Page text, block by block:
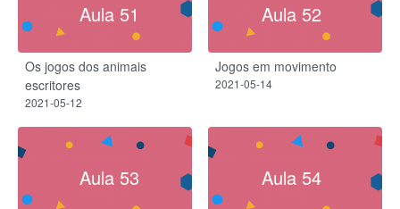
Aula 51
Os jogos dos animais
escritores
2021-05-12
Aula 52
Jogos em movimento
2021-05-14
Aula 53 Aula 54